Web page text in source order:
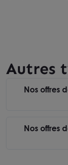
Autres
Nos offres
Nos offres